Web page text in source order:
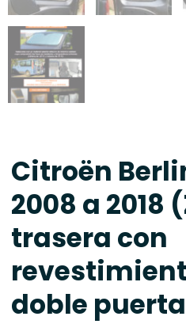
Citroën
2008 a 2018
trasera con
doble